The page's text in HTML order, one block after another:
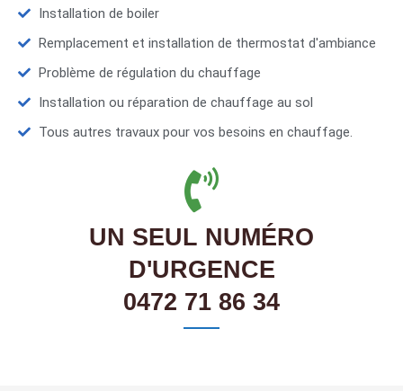
Installation de boiler
Remplacement et installation de thermostat d'ambiance
Problème de régulation du chauffage
Installation ou réparation de chauffage au sol
Tous autres travaux pour vos besoins en chauffage.
UN SEUL NUMÉRO
D'URGENCE
0472 71 86 34